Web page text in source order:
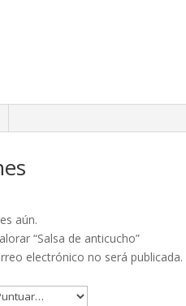
aún.
“Salsa de anticucho”
electrónico no será publicada.